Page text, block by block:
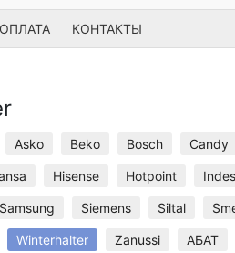
КОНТАКТЫ
Asko Beko Bosch Candy
Hisense Hotpoint
Samsung Siemens Siltal
Winterhalter Zanussi АБАТ